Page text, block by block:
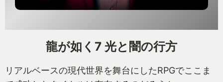
龍が如く7 光と闇の行方
リアルベースの現代世界を舞台にしたRPGでここま